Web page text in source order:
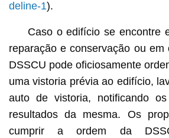
deline-1).
Caso o edifício se encontre
reparação e conservação ou
DSSCU pode oficiosamente
uma vistoria prévia ao edifício,
auto de vistoria, notificando
resultados da mesma. Os
cumprir a ordem da